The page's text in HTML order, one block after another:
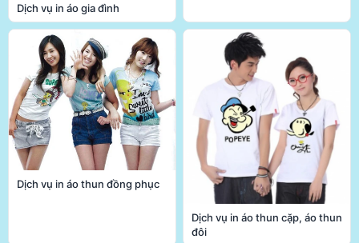
Dịch vụ in áo gia đình
Dịch vụ in áo thun đồng phục
Dịch vụ in áo thun cặp, áo thun
đôi